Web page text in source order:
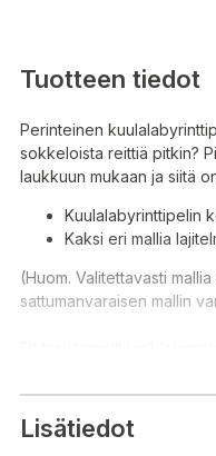
Tuotteen tiedot
Perinteinen
sokkeloista reittiä pitkin?
laukkuun mukaan ja siitä
Kuulalabyrinttipelin
Kaksi eri mallia
(Huom. Valitettavasti
sattumanvaraisen mallin
destination längs den
väskan och det är ett
Bolllabyrinten mäter
Lisätiedot